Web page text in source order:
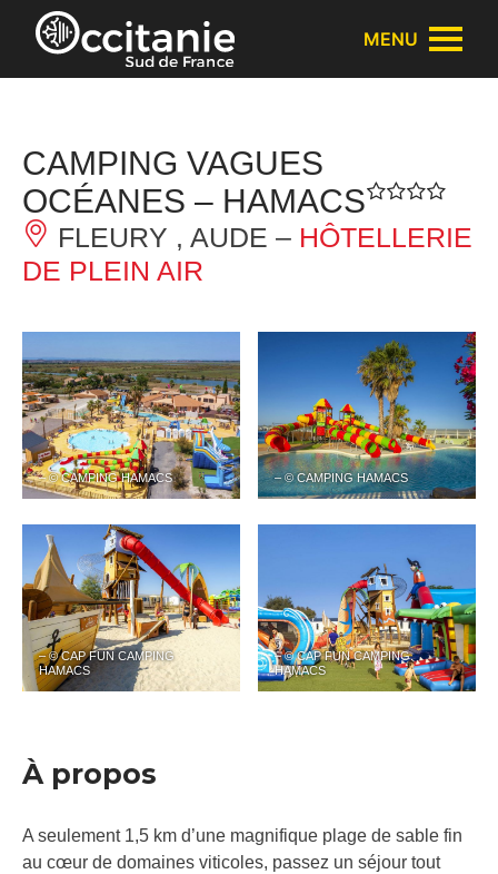
Panneau de gestion des cookies
MENU
CAMPING VAGUES
OCÉANES – HAMACS
FLEURY , AUDE – HÔTELLERIE
DE PLEIN AIR
– © CAMPING HAMACS – © CAMPING HAMACS
– © CAP FUN CAMPING
HAMACS
– © CAP FUN CAMPING
HAMACS
À propos
A seulement 1,5 km d’une magnifique plage de sable fin
au cœur de domaines viticoles, passez un séjour tout